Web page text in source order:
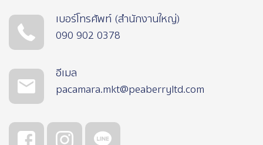
เบอร์โทรศัพท์ (สำนักงานใหญ่)
090 902 0378
อีเมล
pacamara.mkt@peaberryltd.com